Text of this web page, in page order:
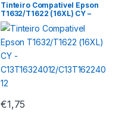
Tinteiro Compativel Epson
T1632/T1622 (16XL) CY –
C13T16324012/C13T1622401
2
€1,75